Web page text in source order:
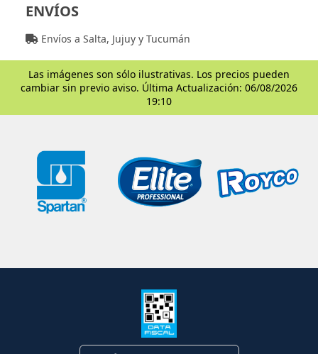
ENVÍOS
Envíos a Salta, Jujuy y Tucumán
Las imágenes son sólo ilustrativas. Los precios pueden
cambiar sin previo aviso. Última Actualización: 06/08/2026
19:10